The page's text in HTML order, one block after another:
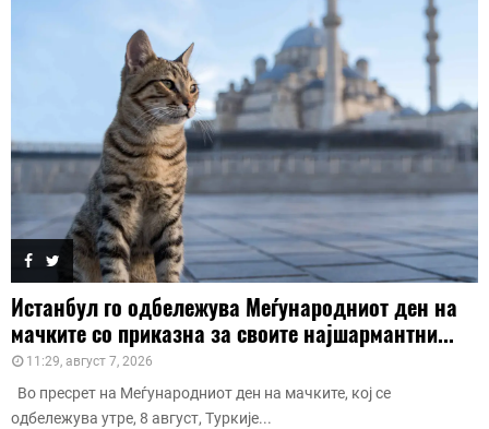
Истанбул го одбележува Меѓународниот ден на
мачките со приказна за своите најшармантни...
11:29, август 7, 2026
Во пресрет на Меѓународниот ден на мачките, кој се
одбележува утре, 8 август, Туркије...